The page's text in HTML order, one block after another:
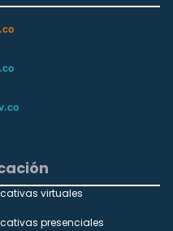
virtuales
presenciales